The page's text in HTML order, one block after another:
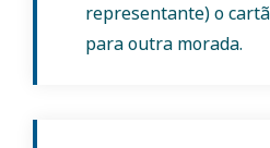
representante) o
para outra morada.